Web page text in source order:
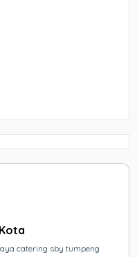
catering sby tumpeng